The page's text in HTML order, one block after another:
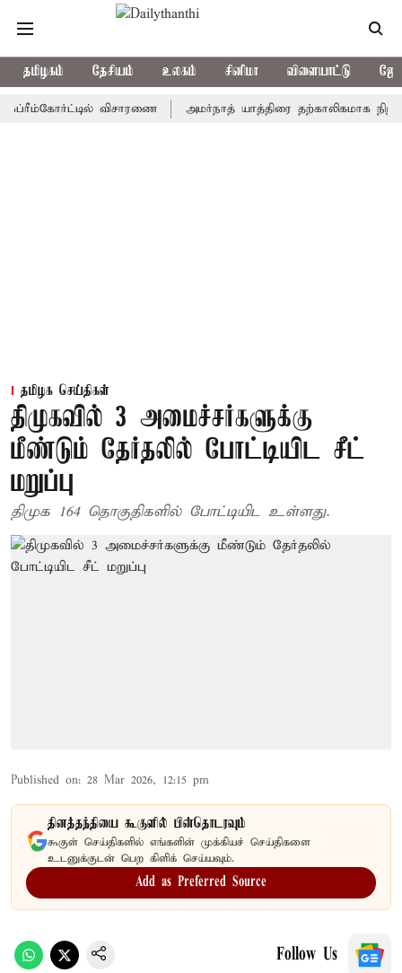
தமிழகம் தேசியம் உலகம் சினிமா விளையாட்டு
விசாரணை அமர்நாத் யாத்திரை தற்காலிகமாக நிறுத்தம்
தமிழக செய்திகள்
திமுகவில் 3 அமைச்சர்களுக்கு
மீண்டும் தேர்தலில் போட்டியிட சீட்
மறுப்பு
திமுக 164 தொகுதிகளில் போட்டியிட உள்ளது.
Published on: 28 Mar 2026, 12:15 pm
தினத்தந்தியை கூகுளில் பின்தொடரவும்
கூகுள் செய்திகளில் எங்களின் முக்கியச் செய்திகளை
உடனுக்குடன் பெற கிளிக் செய்யவும்.
Add as Preferred Source
Follow Us